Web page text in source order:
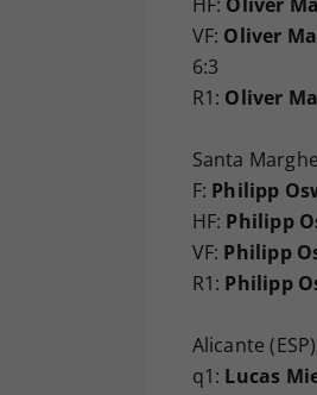
VF: Oliver
6:3
R1: Oliver
Santa
F: Philipp
HF: Philipp
VF: Philipp
R1: Philipp
Alicante
q1: Lucas